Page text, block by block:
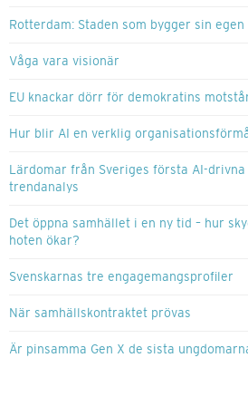
Rotterdam: Staden som bygger sin
Våga vara visionär
EU knackar dörr för demokratins
Hur blir AI en verklig
Lärdomar från Sveriges första AI-drivna
trendanalys
Det öppna samhället i en ny tid – hur
hoten ökar?
Svenskarnas tre engagemangsprofiler
När samhällskontraktet prövas
Är pinsamma Gen X de sista